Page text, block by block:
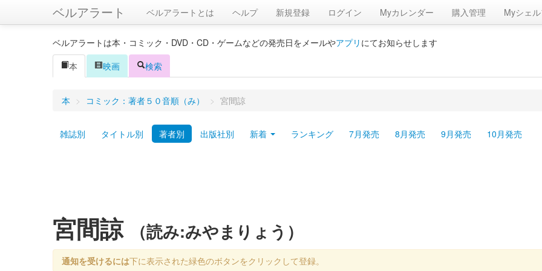
ベルアラート ベルアラートとは ヘルプ 新規登録 ログイン Myカレンダー 購入管理 Myシェル
ベルアラートは本・コミック・DVD・CD・ゲームなどの発売日をメールやアプリ にてお知らせします
本
映画 検索
本 > コミック：著者５０音順（み） > 宮間諒
雑誌別 タイトル別 著者別 出版社別 新着 ランキング 7月発売 8月発売 9月発売 10月発売
宮間諒 （読み:みやまりょう）
通知を受けるには下に表示された緑色のボタンをクリックして登録。